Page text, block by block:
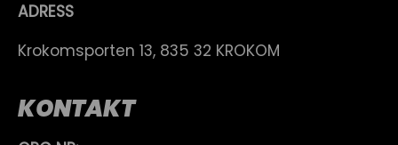
ADRESS
Krokomsporten 13, 835 32 KROKOM
KONTAKT